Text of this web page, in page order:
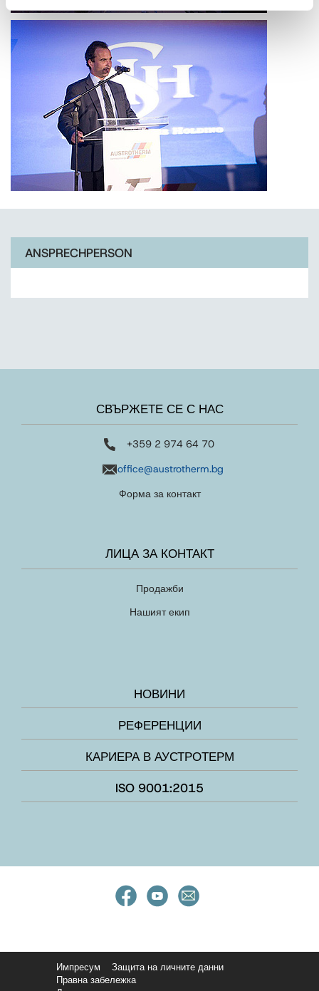
ANSPRECHPERSON
СВЪРЖЕТЕ СЕ С НАС
+359 2 974 64 70
office@austrotherm.bg
Форма за контакт
ЛИЦА ЗА КОНТАКТ
Продажби
Нашият екип
НОВИНИ
РЕФЕРЕНЦИИ
КАРИЕРА В АУСТРОТЕРМ
ISO 9001:2015
Импресум
Защита на личните данни
Правна забележка